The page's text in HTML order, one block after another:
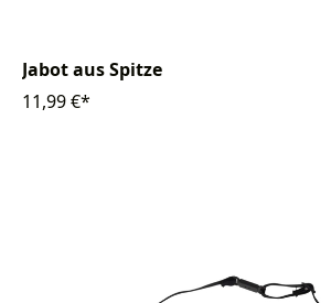
Jabot aus Spitze
11,99 €*